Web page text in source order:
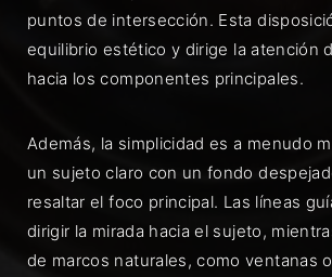
puntos de intersección. Esta
equilibrio estético y dirige la atención
hacia los componentes principales.
Además, la simplicidad es a menudo
un sujeto claro con un fondo
resaltar el foco principal. Las líneas
dirigir la mirada hacia el sujeto,
de marcos naturales, como ventanas